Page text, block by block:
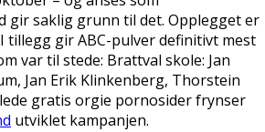
gir saklig grunn til det. Opplegget er
gir ABC-pulver definitivt mest
var til stede: Brattval skole: Jan
Jan Erik Klinkenberg, Thorstein
gratis orgie pornosider frynser
utviklet kampanjen.